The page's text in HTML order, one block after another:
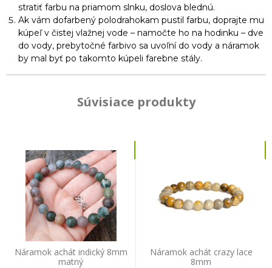
stratiť farbu na priamom slnku, doslova blednú.
Ak vám dofarbený polodrahokam pustil farbu, doprajte mu
kúpeľ v čistej vlažnej vode – namočte ho na hodinku – dve
do vody, prebytočné farbivo sa uvoľní do vody a náramok
by mal byť po takomto kúpeli farebne stály.
Súvisiace produkty
Náramok achát indický 8mm
matný
Náramok achát crazy lace
8mm